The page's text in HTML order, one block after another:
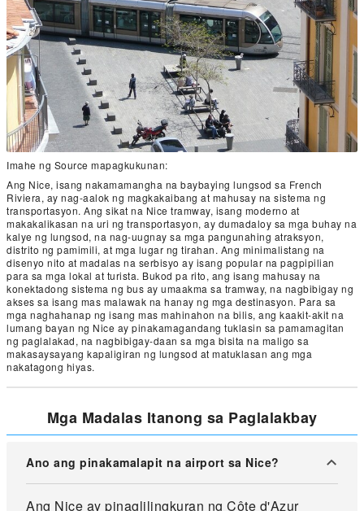
Imahe ng Source mapagkukunan:
Ang Nice, isang nakamamangha na baybaying lungsod sa French
Riviera, ay nag-aalok ng magkakaibang at mahusay na sistema ng
transportasyon. Ang sikat na Nice tramway, isang moderno at
makakalikasan na uri ng transportasyon, ay dumadaloy sa mga buhay na
kalye ng lungsod, na nag-uugnay sa mga pangunahing atraksyon,
distrito ng pamimili, at mga lugar ng tirahan. Ang minimalistang na
disenyo nito at madalas na serbisyo ay isang popular na pagpipilian
para sa mga lokal at turista. Bukod pa rito, ang isang mahusay na
konektadong sistema ng bus ay umaakma sa tramway, na nagbibigay ng
akses sa isang mas malawak na hanay ng mga destinasyon. Para sa
mga naghahanap ng isang mas mahinahon na bilis, ang kaakit-akit na
lumang bayan ng Nice ay pinakamagandang tuklasin sa pamamagitan
ng paglalakad, na nagbibigay-daan sa mga bisita na maligo sa
makasaysayang kapaligiran ng lungsod at matuklasan ang mga
nakatagong hiyas.
Mga Madalas Itanong sa Paglalakbay
Ano ang pinakamalapit na airport sa Nice?
Ang Nice ay pinaglilingkuran ng Côte d'Azur